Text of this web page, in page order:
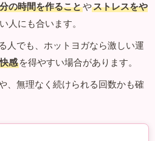
の時間を作ることやストレスをや
人にも合います。
人でも、ホットヨガなら激しい運
感 を得やすい場合があります。
、無理なく続けられる回数かも確